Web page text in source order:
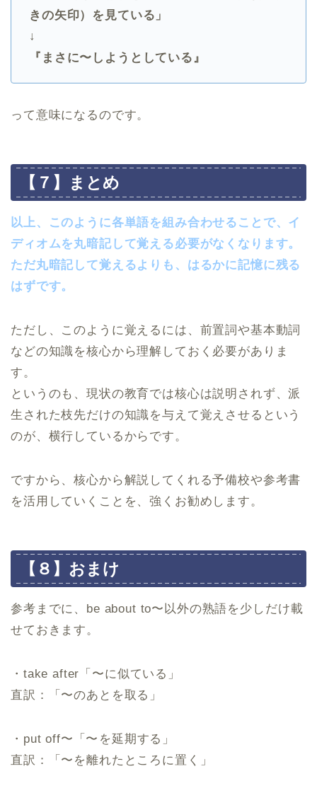
きの矢印）を見ている」
↓
『まさに〜しようとしている』
って意味になるのです。
【７】まとめ
以上、このように各単語を組み合わせることで、イ
ディオムを丸暗記して覚える必要がなくなります。
ただ丸暗記して覚えるよりも、はるかに記憶に残る
はずです。
ただし、このように覚えるには、前置詞や基本動詞
などの知識を核心から理解しておく必要がありま
す。
というのも、現状の教育では核心は説明されず、派
生された枝先だけの知識を与えて覚えさせるという
のが、横行しているからです。
ですから、核心から解説してくれる予備校や参考書
を活用していくことを、強くお勧めします。
【８】おまけ
参考までに、be about to〜以外の熟語を少しだけ載
せておきます。
・take after「〜に似ている」
直訳：「〜のあとを取る」
・put off〜「〜⁠を延期する」
直訳：「〜を離れたところに置く」